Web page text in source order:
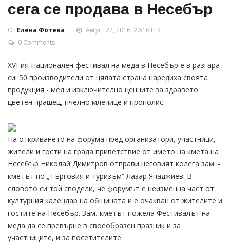
сега се продава в Несебър
От Елена Фотева
Август 22, 2016, 20:16 EEST
0 Comments
XVI-ия Национален фестивал на меда в Несебър е в разгара
си. 50 производители от цялата страна наредиха своята
продукция - мед и изключително ценните за здравето
цветен прашец, пчелно млечице и прополис.
На откриването на форума пред организатори, участници,
жители и гости на града приветствие от името на кмета на
Несебър Николай Димитров отправи неговият колега зам. -
кметът по „Търговия и туризъм“ Лазар Япаджиев. В
словото си той сподели, че форумът е неизменна част от
културния календар на общината и е очакван от жителите и
гостите на Несебър. Зам.-кметът пожела Фестивалът на
меда да се превърне в своеобразен празник и за
участниците, и за посетителите.